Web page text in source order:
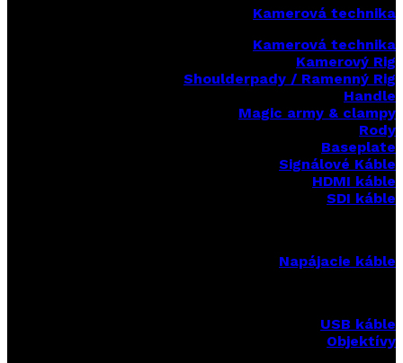
Kamerová technika
Kamerová technika
Kamerový Rig
Shoulderpady / Ramenný Rig
Handle
Magic army & clampy
Rody
Baseplate
Signálové Káble
HDMI káble
SDI káble
Napájacie káble
USB káble
Objektívy